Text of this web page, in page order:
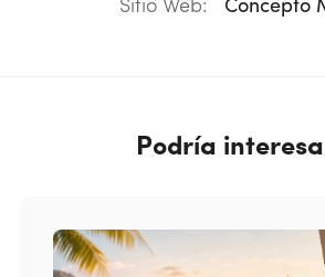
Sitio Web:
Concepto
Podría